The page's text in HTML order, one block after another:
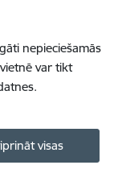
nepieciešamās
var tikt
visas